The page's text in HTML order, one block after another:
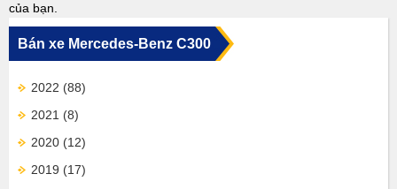
của bạn.
Bán xe Mercedes-Benz C300
2022 (88)
2021 (8)
2020 (12)
2019 (17)